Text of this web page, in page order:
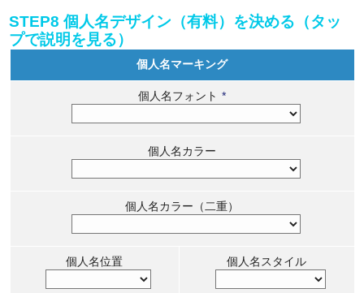
STEP8 個人名デザイン（有料）を決める（タッ
プで説明を見る）
個人名マーキング
個人名フォント *
個人名カラー
個人名カラー（二重）
個人名位置 個人名スタイル